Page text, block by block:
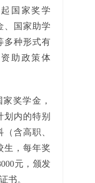
国家奖学
、国家助学
多种形式有
助政策体
奖学金，
划内的特别
含高职、
生，每年奖
元，颁发
书。